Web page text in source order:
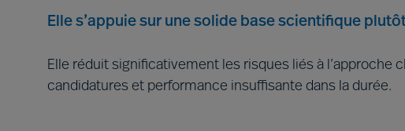
Elle s’appuie sur une solide base scientifique
Elle réduit significativement les risques liés à l’approche
candidatures et performance insuffisante dans la durée.